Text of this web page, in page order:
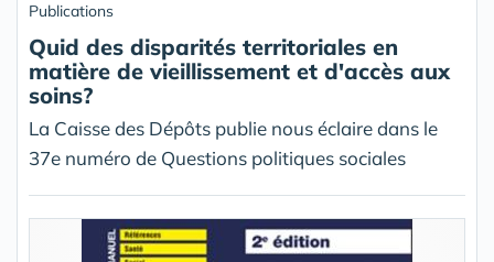
Publications
Quid des disparités territoriales en
matière de vieillissement et d'accès aux
soins?
La Caisse des Dépôts publie nous éclaire dans le
37e numéro de Questions politiques sociales